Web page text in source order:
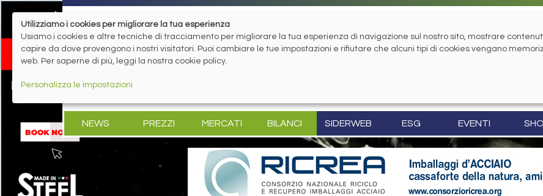
NEWS PREZZI MERCATI BILANCI SIDERWEB ESG EVENTI
Utilizziamo i cookies per migliorare la tua esperienza
Usiamo i cookies e altre tecniche di tracciamento per migliorare la tua esperienza di navigazione sul nostro sito, mostrare
capire da dove provengono i nostri visitatori. Puoi cambiare le tue impostazioni e rifiutare che alcuni tipi di cookies vengano
web. Per saperne di più, leggi la nostra cookie policy.
Personalizza le impostazioni